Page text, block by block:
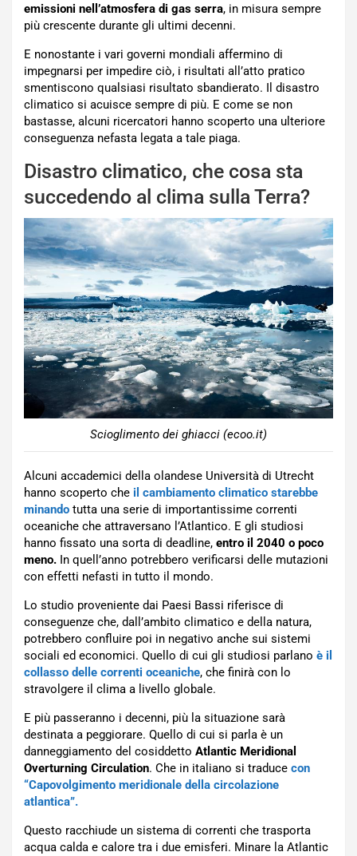
emissioni nell’atmosfera di gas serra, in misura sempre
più crescente durante gli ultimi decenni.
E nonostante i vari governi mondiali affermino di
impegnarsi per impedire ciò, i risultati all’atto pratico
smentiscono qualsiasi risultato sbandierato. Il disastro
climatico si acuisce sempre di più. E come se non
bastasse, alcuni ricercatori hanno scoperto una ulteriore
conseguenza nefasta legata a tale piaga.
Disastro climatico, che cosa sta
succedendo al clima sulla Terra?
Scioglimento dei ghiacci (ecoo.it)
Alcuni accademici della olandese Università di Utrecht
hanno scoperto che il cambiamento climatico starebbe
minando tutta una serie di importantissime correnti
oceaniche che attraversano l’Atlantico. E gli studiosi
hanno fissato una sorta di deadline, entro il 2040 o poco
meno. In quell’anno potrebbero verificarsi delle mutazioni
con effetti nefasti in tutto il mondo.
Lo studio proveniente dai Paesi Bassi riferisce di
conseguenze che, dall’ambito climatico e della natura,
potrebbero confluire poi in negativo anche sui sistemi
sociali ed economici. Quello di cui gli studiosi parlano è il
collasso delle correnti oceaniche, che finirà con lo
stravolgere il clima a livello globale.
E più passeranno i decenni, più la situazione sarà
destinata a peggiorare. Quello di cui si parla è un
danneggiamento del cosiddetto Atlantic Meridional
Overturning Circulation. Che in italiano si traduce con
“Capovolgimento meridionale della circolazione
atlantica”.
Questo racchiude un sistema di correnti che trasporta
acqua calda e calore tra i due emisferi. Minare la Atlantic